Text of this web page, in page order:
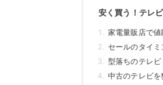
安く買う！テレ
家電量販店で
セールのタイミ
型落ちのテレ
中古のテレビを